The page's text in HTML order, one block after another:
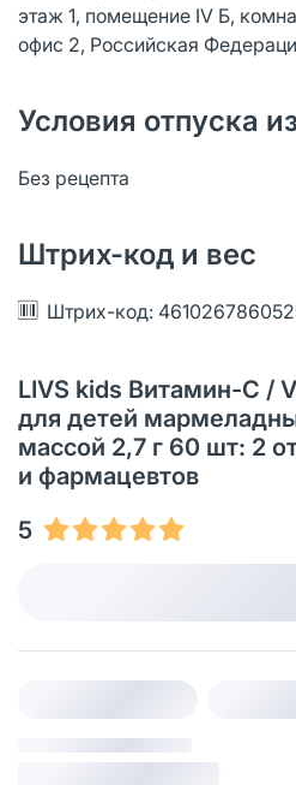
этаж 1, помещение IV Б,
офис 2, Российская
Условия отпуска
Без рецепта
Штрих-код и вес
Штрих-код:
LIVS kids Витамин-С /
для детей
массой 2,7 г 60 шт: 2
и фармацевтов
5